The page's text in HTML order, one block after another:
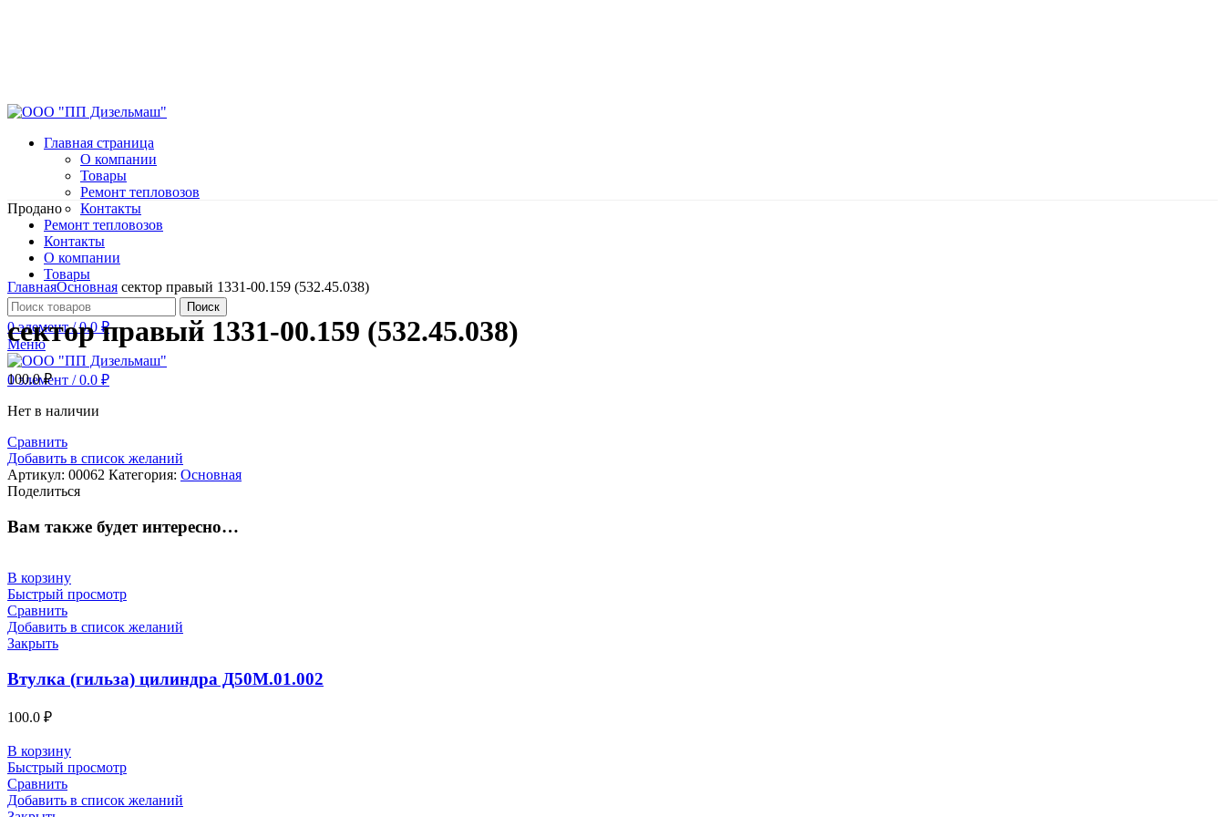
Главная страница
О компании
Товары
Ремонт тепловозов
Контакты
Ремонт тепловозов
Контакты
О компании
Товары
Поиск
0элемент / 0.0 ₽
Меню
0элемент / 0.0 ₽
Продано
Нажмите, чтобы увеличить
ГлавнаяОсновная сектор правый 1331-00.159 (532.45.038)
сектор правый 1331-00.159 (532.45.038)
100.0₽
Нет в наличии
Сравнить
Добавить в список желаний
Артикул: 00062 Категория: Основная
Поделиться
Вам также будет интересно…
В корзину
Быстрый просмотр
Сравнить
Добавить в список желаний
Закрыть
Втулка (гильза) цилиндра Д50М.01.002
100.0 ₽
В корзину
Быстрый просмотр
Сравнить
Добавить в список желаний